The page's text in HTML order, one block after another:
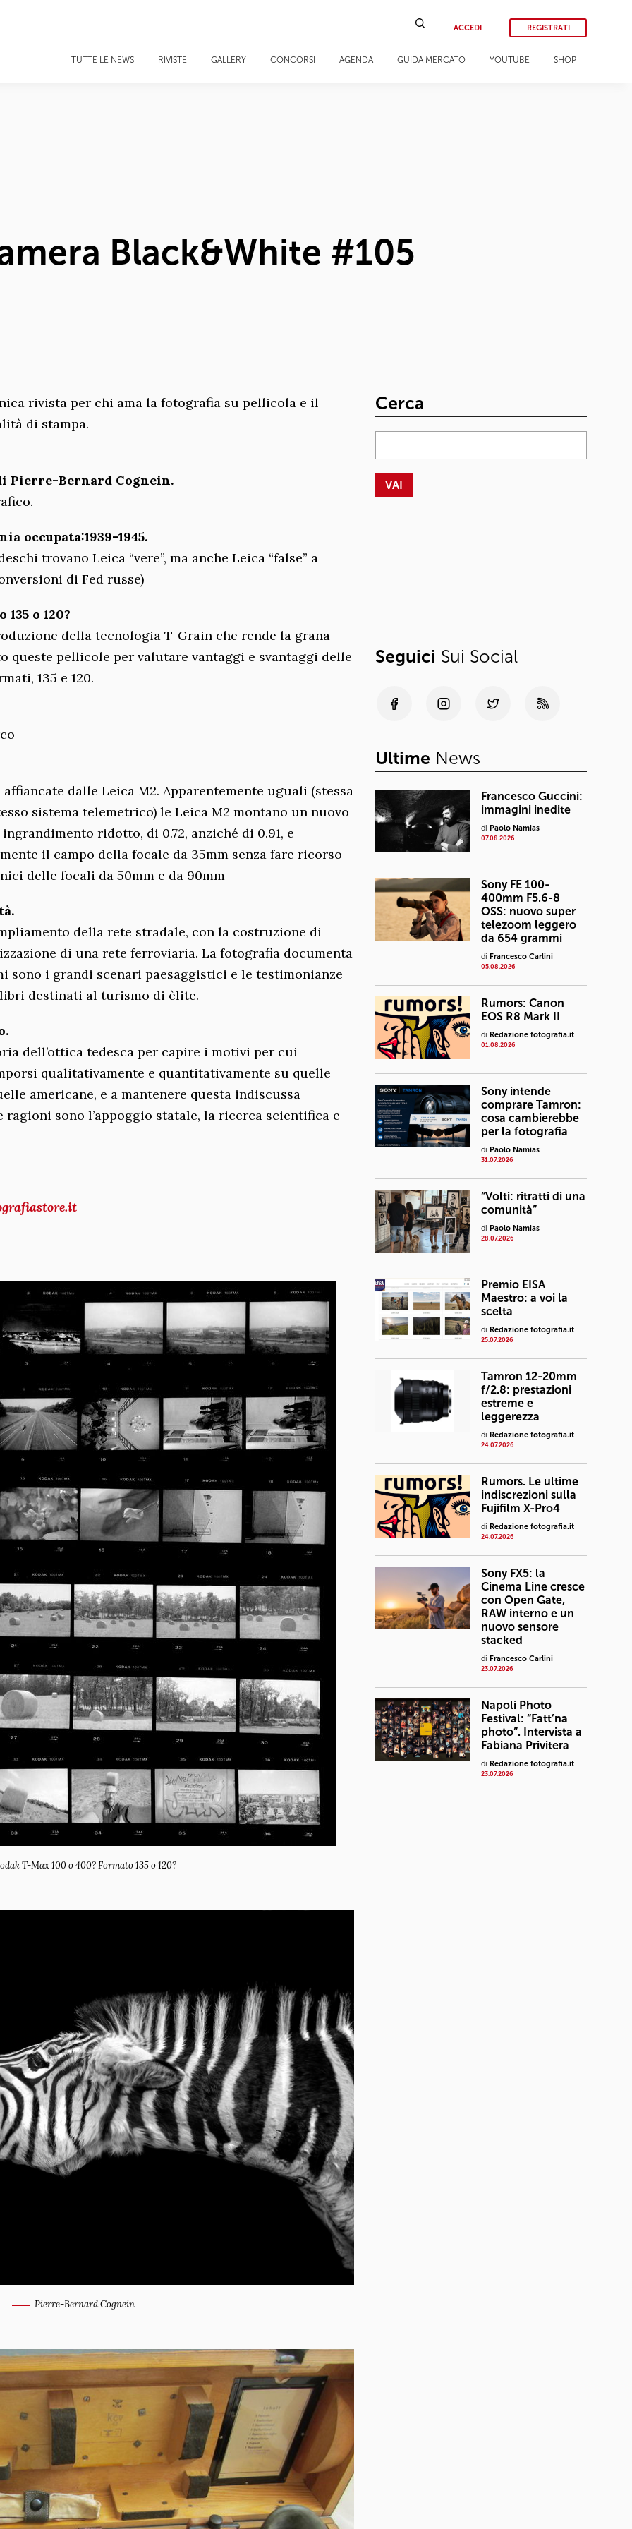
ACCEDI REGISTRATI
TUTTE LE NEWS RIVISTE GALLERY CONCORSI AGENDA GUIDA MERCATO YOUTUBE SHOP
Black&White #105
rivista per chi ama la fotografia su pellicola e il
di stampa.
Bernard Cognein.
occupata:1939-1945.
trovano Leica “vere”, ma anche Leica “false” a
di Fed russe)
o 120?
della tecnologia T-Grain che rende la grana
queste pellicole per valutare vantaggi e svantaggi delle
135 e 120.
dalle Leica M2. Apparentemente uguali (stessa
sistema telemetrico) le Leica M2 montano un nuovo
ridotto, di 0.72, anziché di 0.91, e
il campo della focale da 35mm senza fare ricorso
delle focali da 50mm e da 90mm
della rete stradale, con la costruzione di
di una rete ferroviaria. La fotografia documenta
sono i grandi scenari paesaggistici e le testimonianze
destinati al turismo di èlite.
dell’ottica tedesca per capire i motivi per cui
qualitativamente e quantitativamente su quelle
americane, e a mantenere questa indiscussa
sono l’appoggio statale, la ricerca scientifica e
T-Max 100 o 400? Formato 135 o 120?
Pierre-Bernard Cognein
Cerca
Seguici Sui Social
Ultime News
Francesco Guccini:
immagini inedite
di Paolo Namias
07.08.2026
Sony FE 100-
400mm F5.6-8
OSS: nuovo super
telezoom leggero
da 654 grammi
di Francesco Carlini
05.08.2026
Rumors: Canon
EOS R8 Mark II
di Redazione fotografia.it
01.08.2026
Sony intende
comprare Tamron:
cosa cambierebbe
per la fotografia
di Paolo Namias
31.07.2026
“Volti: ritratti di una
comunità”
di Paolo Namias
28.07.2026
Premio EISA
Maestro: a voi la
scelta
di Redazione fotografia.it
25.07.2026
Tamron 12-20mm
f/2.8: prestazioni
estreme e
leggerezza
di Redazione fotografia.it
24.07.2026
Rumors. Le ultime
indiscrezioni sulla
Fujifilm X-Pro4
di Redazione fotografia.it
24.07.2026
Sony FX5: la
Cinema Line cresce
con Open Gate,
RAW interno e un
nuovo sensore
stacked
di Francesco Carlini
23.07.2026
Napoli Photo
Festival: “Fatt’na
photo”. Intervista a
Fabiana Privitera
di Redazione fotografia.it
23.07.2026